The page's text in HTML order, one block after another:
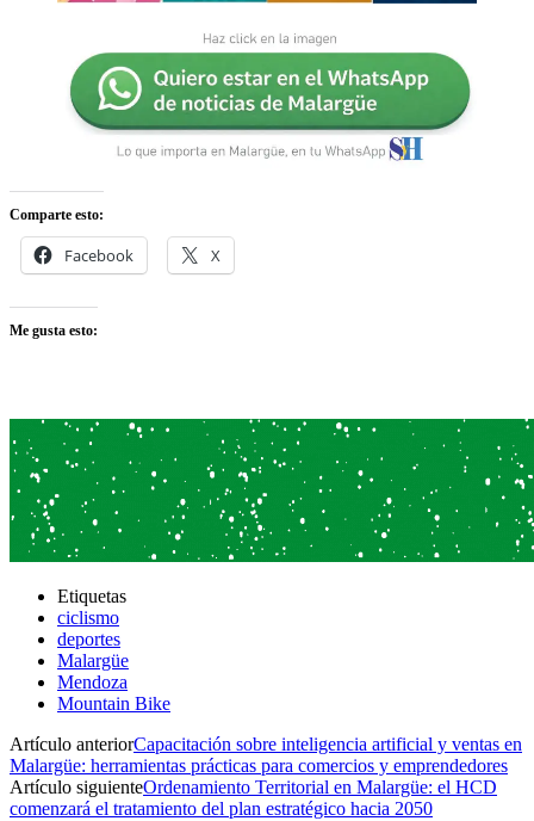
Comparte esto:
Facebook X
Me gusta esto:
Etiquetas
ciclismo
deportes
Malargüe
Mendoza
Mountain Bike
Artículo anteriorCapacitación sobre inteligencia artificial y ventas en
Malargüe: herramientas prácticas para comercios y emprendedores
Artículo siguienteOrdenamiento Territorial en Malargüe: el HCD
comenzará el tratamiento del plan estratégico hacia 2050